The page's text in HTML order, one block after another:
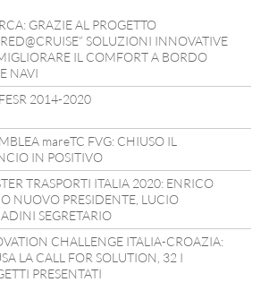
GRAZIE AL PROGETTO
SOLUZIONI INNOVATIVE
IL COMFORT A BORDO
NAVI
2014-2020
mareTC FVG: CHIUSO IL
IN POSITIVO
TRASPORTI ITALIA 2020: ENRICO
NUOVO PRESIDENTE, LUCIO
SEGRETARIO
CHALLENGE ITALIA-CROAZIA:
LA CALL FOR SOLUTION, 32 I
PRESENTATI